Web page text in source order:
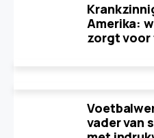
Amerika:
zorgt
vader van